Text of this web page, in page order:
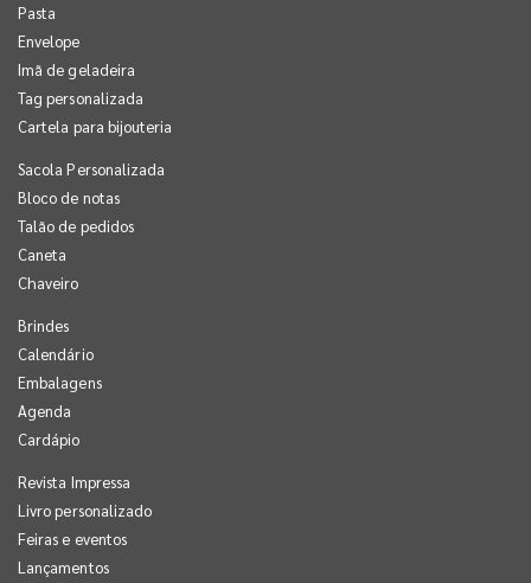
Pasta
Envelope
Imã de geladeira
Tag personalizada
Cartela para bijouteria
Sacola Personalizada
Bloco de notas
Talão de pedidos
Caneta
Chaveiro
Brindes
Calendário
Embalagens
Agenda
Cardápio
Revista Impressa
Livro personalizado
Feiras e eventos
Lançamentos